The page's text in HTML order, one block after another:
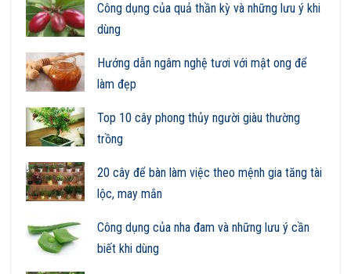
Công dụng của quả thần kỳ và những lưu ý khi
dùng
Hướng dẫn ngâm nghệ tươi với mật ong để
làm đẹp
Top 10 cây phong thủy người giàu thường
trồng
20 cây để bàn làm việc theo mệnh gia tăng tài
lộc, may mắn
Công dụng của nha đam và những lưu ý cần
biết khi dùng